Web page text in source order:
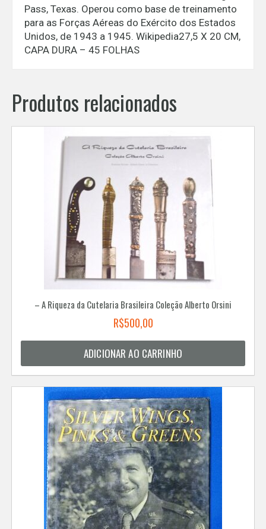
Pass, Texas. Operou como base de treinamento
para as Forças Aéreas do Exército dos Estados
Unidos, de 1943 a 1945. Wikipedia27,5 X 20 CM,
CAPA DURA – 45 FOLHAS
Produtos relacionados
– A Riqueza da Cutelaria Brasileira Coleção Alberto Orsini
R$500,00
ADICIONAR AO CARRINHO